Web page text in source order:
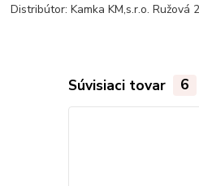
Distribútor: Kamka KM,s.r.o. Ružová
Súvisiaci tovar 6